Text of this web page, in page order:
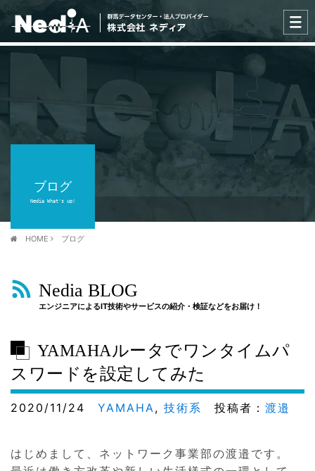
ブログ
Nedia What's up!
HOME ブログ
Nedia BLOG
エンジニアによるIT技術やサービスの紹介・検証などをお届け！
YAMAHAルータでワンタイムパ
スワードを設定してみた
2020/11/24 YAMAHA, 技術系 投稿者： 渡邉
はじめまして、ネットワーク事業部の渡邉です。